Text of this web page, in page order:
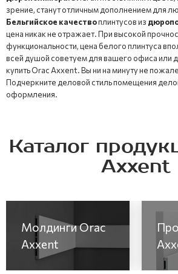
зрение, станут отличным дополнением для
Бельгийское качествоплинтусов из
цена никак не отражает. При высокой
функциональности, цена белого плинтуса
всей душой советуем для вашего офиса или
купить Orac Axxent. Вы ни на минуту не
Подчеркните деловой стиль помещения
оформления.
Каталог
Axxent
Молдинги Orac
Axxent